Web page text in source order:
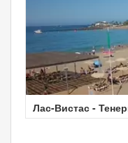
Лас-Вистас -